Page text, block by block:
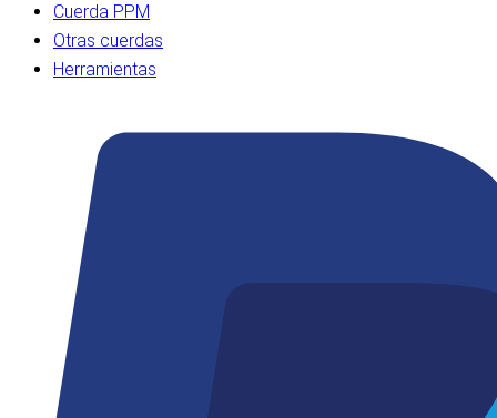
Cuerda PPM
Otras cuerdas
Herramientas